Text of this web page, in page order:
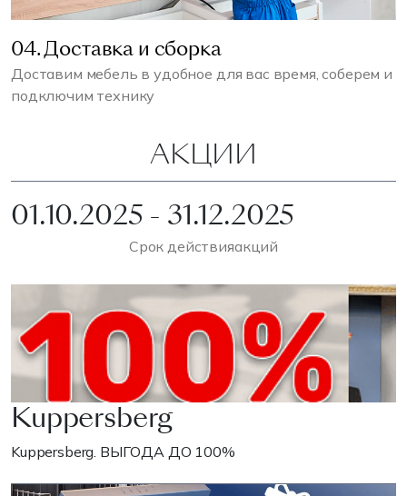
04. Доставка и сборка
Доставим мебель в удобное для вас время, соберем и
подключим технику
АКЦИИ
01.10.2025 - 31.12.2025
Срок действияакций
Kuppersberg
Kuppersberg. ВЫГОДА ДО 100%